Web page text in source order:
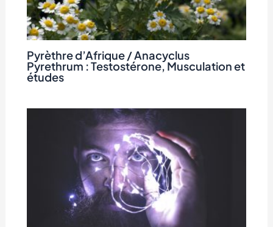
Pyrèthre d’Afrique / Anacyclus
Pyrethrum : Testostérone, Musculation et
études